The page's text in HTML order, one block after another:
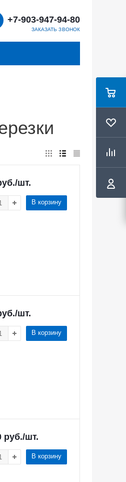
+7-903-947-94-80
ЗАКАЗАТЬ ЗВОНОК
/шт.
В корзину
/шт.
В корзину
руб./шт.
В корзину